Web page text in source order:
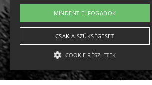
Impresszum-kapcsolat
Jogi nyilatkozat
MINDENT ELFOGADOK
CSAK A SZÜKSÉGESET
COOKIE RÉSZLETEK